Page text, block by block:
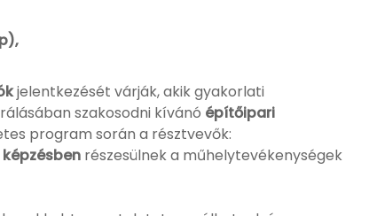
jelentkezését várják, akik gyakorlati
szakosodni kívánó építőipari
program során a résztvevők:
részesülnek a műhelytevékenységek